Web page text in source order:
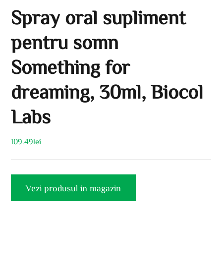
Spray oral supliment
pentru somn
Something for
dreaming, 30ml, Biocol
Labs
109.49lei
Vezi produsul in magazin